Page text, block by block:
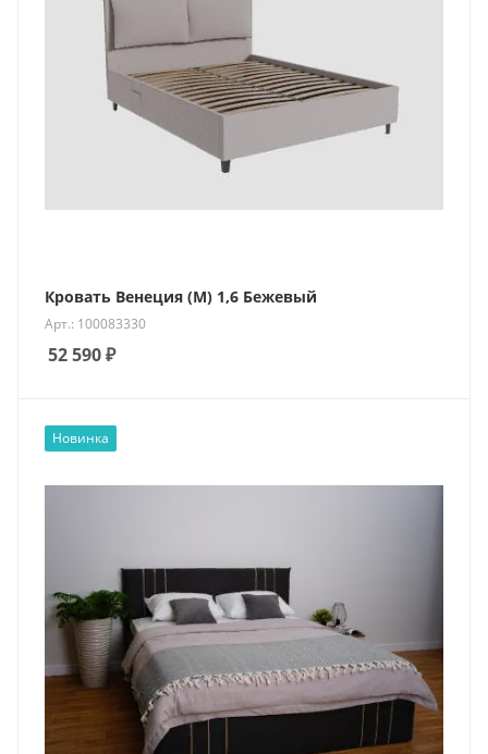
Кровать Венеция (М) 1,6 Бежевый
Арт.: 100083330
52 590₽
Новинка